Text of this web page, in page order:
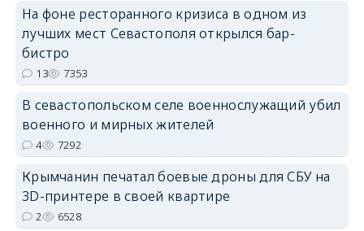
На фоне ресторанного кризиса в одном из
лучших мест Севастополя открылся бар-
бистро
13 7353
В севастопольском селе военнослужащий убил
военного и мирных жителей
4 7292
Крымчанин печатал боевые дроны для СБУ на
3D-принтере в своей квартире
2 6528